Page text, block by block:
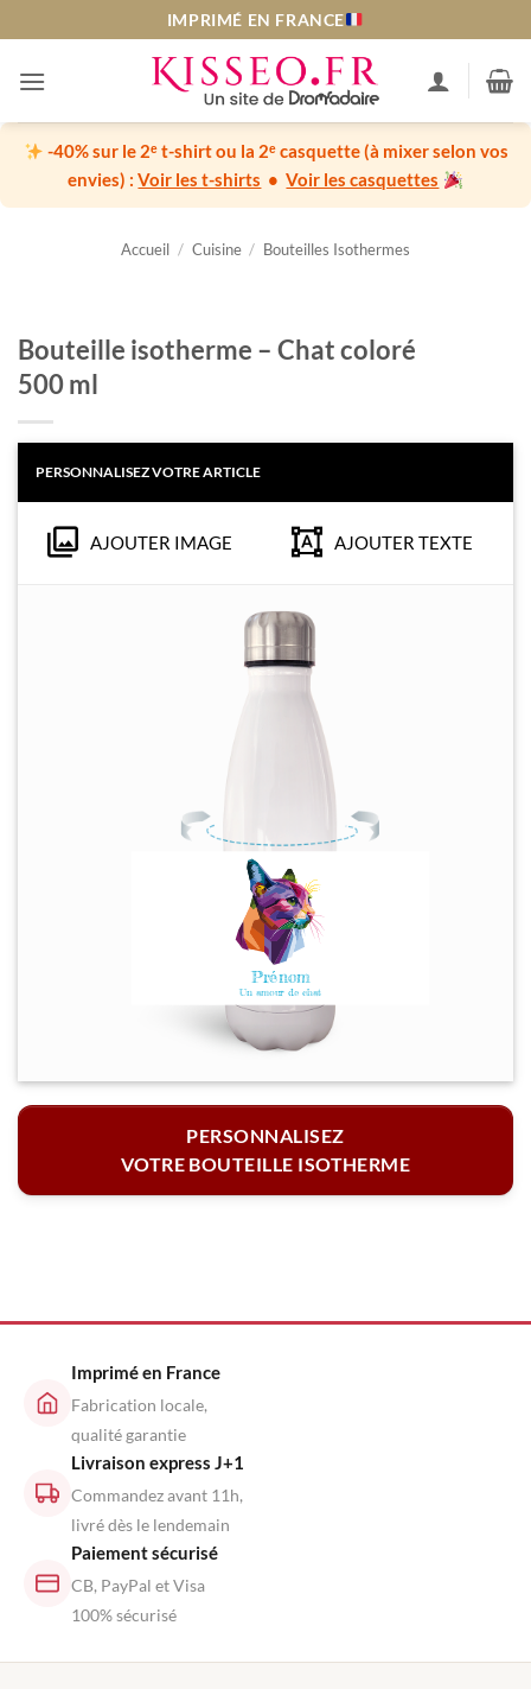
au
contenu
IMPRIMÉ EN FRANCE
-40% sur le 2ᵉ t-shirt ou la 2ᵉ casquette(à mixer selon vos
envies) :Voir les t-shirts •Voir les casquettes
Accueil / Cuisine / Bouteilles Isothermes
Bouteille isotherme – Chat coloré
500 ml
AJOUTER IMAGE AJOUTER TEXTE
PERSONNALISEZ
VOTRE BOUTEILLE ISOTHERME
Imprimé en France
Fabrication locale,
qualité garantie
Livraison express J+1
Commandez avant 11h,
livré dès le lendemain
Paiement sécurisé
CB, PayPal et Visa
100% sécurisé